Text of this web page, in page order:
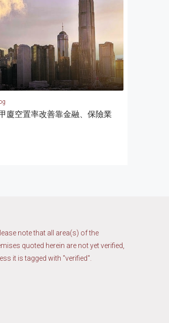
廈空置率改善靠金融、保險業
note that all area(s) of the
quoted herein are not yet verified,
it is tagged with "verified".